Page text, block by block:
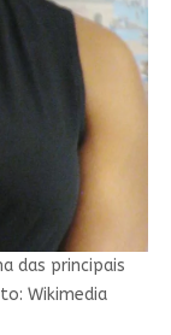
das principais
Wikimedia